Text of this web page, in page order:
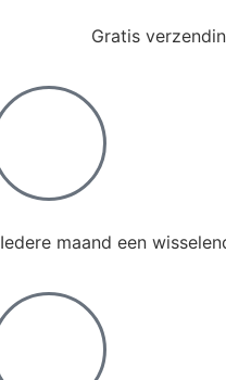
Gratis
Iedere maand een